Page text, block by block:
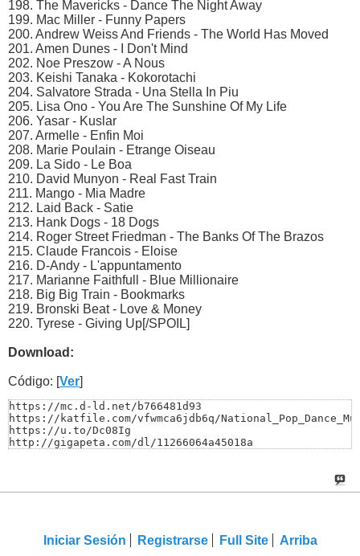
198. The Mavericks - Dance The Night Away
199. Mac Miller - Funny Papers
200. Andrew Weiss And Friends - The World Has Moved
201. Amen Dunes - I Don't Mind
202. Noe Preszow - A Nous
203. Keishi Tanaka - Kokorotachi
204. Salvatore Strada - Una Stella In Piu
205. Lisa Ono - You Are The Sunshine Of My Life
206. Yasar - Kuslar
207. Armelle - Enfin Moi
208. Marie Poulain - Etrange Oiseau
209. La Sido - Le Boa
210. David Munyon - Real Fast Train
211. Mango - Mia Madre
212. Laid Back - Satie
213. Hank Dogs - 18 Dogs
214. Roger Street Friedman - The Banks Of The Brazos
215. Claude Francois - Eloise
216. D-Andy - L'appuntamento
217. Marianne Faithfull - Blue Millionaire
218. Big Big Train - Bookmarks
219. Bronski Beat - Love & Money
220. Tyrese - Giving Up[/SPOIL]
Download:
Código: [Ver]
https://mc.d-ld.net/b766481d93
https://katfile.com/vfwmca6jdb6q/
https://u.to/Dc08Ig
http://gigapeta.com/dl/11266064a45018a
Iniciar Sesión Registrarse Full Site Arriba